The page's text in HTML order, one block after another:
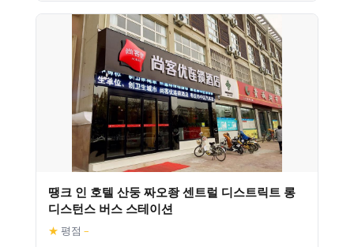
땡크 인 호텔 산둥 짜오좡 센트럴 디스트릭트 롱
디스턴스 버스 스테이션
★ 평점 –